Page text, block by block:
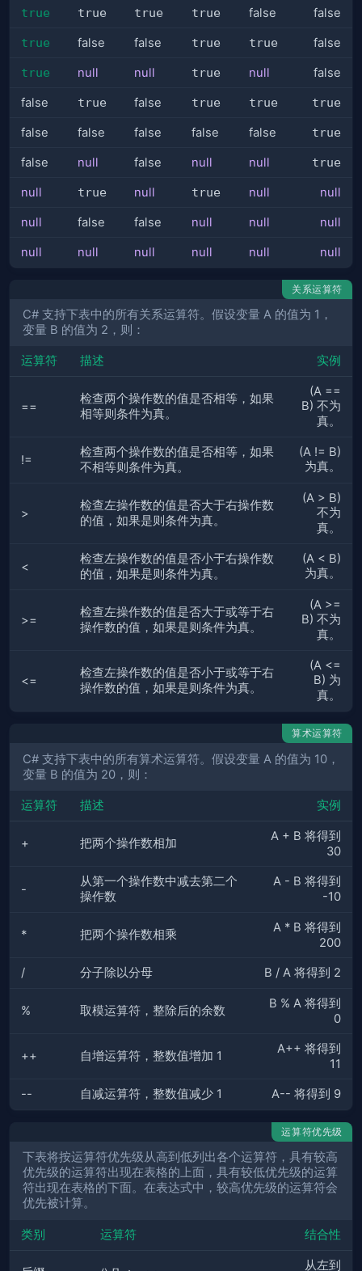
true true true true false false
true false false true true false
true null null true null false
false true false true true true
false false false false false true
false null false null null true
null true null true null null
null false false null null null
null null null null null null
关系运算符
C# 支持下表中的所有关系运算符。假设变量 A 的值为 1，
变量 B 的值为 2，则：
运算符 描述 实例
==
检查两个操作数的值是否相等，如果
相等则条件为真。
(A ==
B) 不为
真。
!=
检查两个操作数的值是否相等，如果
不相等则条件为真。
(A != B)
为真。
>
检查左操作数的值是否大于右操作数
的值，如果是则条件为真。
(A > B)
不为
真。
<
检查左操作数的值是否小于右操作数
的值，如果是则条件为真。
(A < B)
为真。
>=
检查左操作数的值是否大于或等于右
操作数的值，如果是则条件为真。
(A >=
B) 不为
真。
<=
检查左操作数的值是否小于或等于右
操作数的值，如果是则条件为真。
(A <=
B) 为
真。
算术运算符
C# 支持下表中的所有算术运算符。假设变量 A 的值为 10，
变量 B 的值为 20，则：
运算符 描述 实例
+ 把两个操作数相加
A + B 将得到
30
-
从第一个操作数中减去第二个
操作数
A - B 将得到
-10
* 把两个操作数相乘
A * B 将得到
200
/ 分子除以分母 B / A 将得到 2
% 取模运算符，整除后的余数
B % A 将得到
0
++ 自增运算符，整数值增加 1
A++ 将得到
11
-- 自减运算符，整数值减少 1 A-- 将得到 9
运算符优先级
下表将按运算符优先级从高到低列出各个运算符，具有较高
优先级的运算符出现在表格的上面，具有较低优先级的运算
符出现在表格的下面。在表达式中，较高优先级的运算符会
优先被计算。
类别 运算符 结合性
从左到